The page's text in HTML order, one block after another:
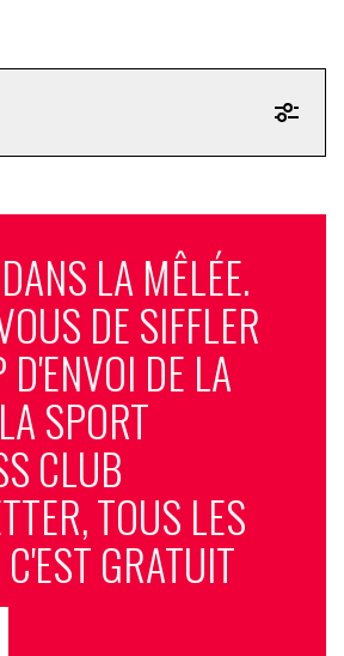
LA MÊLÉE.
DE SIFFLER
D'ENVOI DE LA
SPORT
CLUB
TOUS LES
GRATUIT